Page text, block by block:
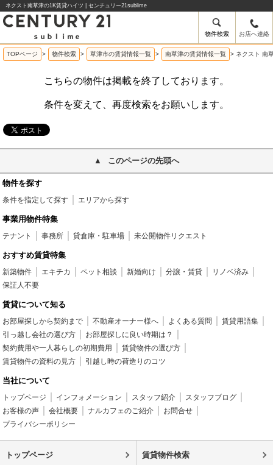
ネクスト南草津の1K賃貸ハイツ | センチュリー21sublime
物件検索 お店へ連絡
TOPページ > 物件検索 > 草津市の賃貸情報一覧 > 南草津の賃貸情報一覧 > ネクスト 南
こちらの物件は掲載を終了しております。
条件を変えて、再度検索をお願いします。
このページの先頭へ
物件を探す
条件を指定して探す エリアから探す
事業用物件特集
テナント 事務所 貸倉庫・駐車場 未公開物件リクエスト
おすすめ賃貸特集
新築物件 エキチカ ペット相談 新婚向け 分譲・賃貸
リノベ済み
保証人不要
賃貸について知る
お部屋探しから契約まで 不動産オーナー様へ よくある質問
賃貸用語集
引っ越し会社の選び方
お部屋探しに良い時期は？
契約費用や一人暮らしの初期費用
賃貸物件の選び方
賃貸物件の資料の見方
引越し時の荷造りのコツ
当社について
トップページ インフォメーション スタッフ紹介
スタッフブログ
お客様の声
会社概要 ナルカフェのご紹介
お問合せ
プライバシーポリシー
トップページ 賃貸物件検索